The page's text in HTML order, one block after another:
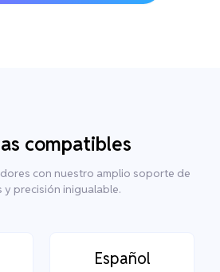
compatibles
con nuestro amplio soporte de
y precisión inigualable.
Español